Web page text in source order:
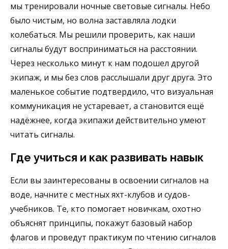
мы тренировали ночные световые сигналы. Небо
было чистым, но волна заставляла лодки
колебаться. Мы решили проверить, как наши
сигналы будут восприниматься на расстоянии.
Через несколько минут к нам подошел другой
экипаж, и мы без слов расслышали друг друга. Это
маленькое событие подтвердило, что визуальная
коммуникация не устаревает, а становится ещё
надёжнее, когда экипажи действительно умеют
читать сигналы.
Где учиться и как развивать навык
Если вы заинтересованы в освоении сигналов на
воде, начните с местных яхт-клубов и судов-
учебников. Те, кто помогает новичкам, охотно
объяснят принципы, покажут базовый набор
флагов и проведут практикум по чтению сигналов